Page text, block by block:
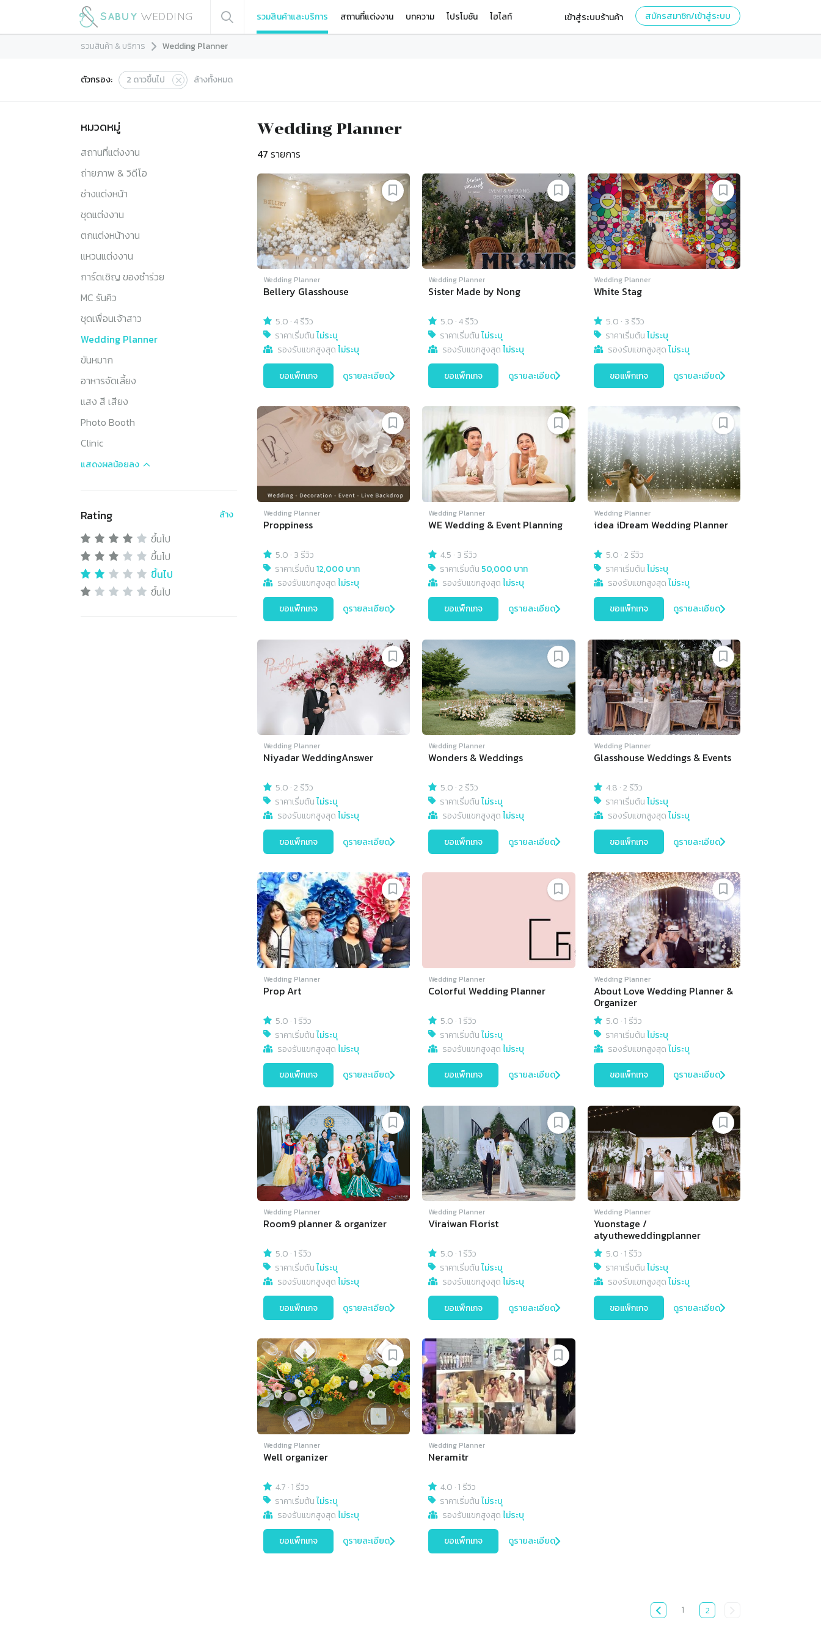
รวมสินค้าและบริการ สถานที่แต่งงาน บทความ โปรโมชัน ไฮไลท์ เข้าสู่ระบบร้านค้า สมัครสมาชิก/เข้าสู่ระบบ
รวมสินค้า & บริการ Wedding Planner
ตัวกรอง: 2 ดาวขึ้นไป ล้างทั้งหมด
หมวดหมู่
สถานที่แต่งงาน
ถ่ายภาพ & วิดีโอ
ช่างแต่งหน้า
ชุดแต่งงาน
ตกแต่งหน้างาน
แหวนแต่งงาน
การ์ดเชิญ ของชำร่วย
MC รันคิว
ชุดเพื่อนเจ้าสาว
Wedding Planner
ขันหมาก
อาหารจัดเลี้ยง
แสง สี เสียง
Photo Booth
Clinic
แสดงผลน้อยลง
Rating ล้าง
ขึ้นไป
ขึ้นไป
ขึ้นไป
ขึ้นไป
Wedding Planner
47 รายการ
Wedding Planner
Bellery Glasshouse
5.0 ·4 รีวิว
ราคาเริ่มต้นไม่ระบุ
รองรับแขกสูงสุดไม่ระบุ
ขอแพ็กเกจ ดูรายละเอียด
Wedding Planner
Sister Made by Nong
5.0 ·4 รีวิว
ราคาเริ่มต้นไม่ระบุ
รองรับแขกสูงสุดไม่ระบุ
ขอแพ็กเกจ ดูรายละเอียด
Wedding Planner
White Stag
5.0 · 3 รีวิว
ราคาเริ่มต้นไม่ระบุ
รองรับแขกสูงสุดไม่ระบุ
ขอแพ็กเกจ ดูรายละเอียด
Wedding Planner
Proppiness
5.0 · 3 รีวิว
ราคาเริ่มต้น12,000 บาท
รองรับแขกสูงสุดไม่ระบุ
ขอแพ็กเกจ ดูรายละเอียด
Wedding Planner
WE Wedding & Event Planning
4.5 · 3 รีวิว
ราคาเริ่มต้น 50,000 บาท
รองรับแขกสูงสุดไม่ระบุ
ขอแพ็กเกจ ดูรายละเอียด
Wedding Planner
idea iDream Wedding Planner
5.0 ·2 รีวิว
ราคาเริ่มต้นไม่ระบุ
รองรับแขกสูงสุดไม่ระบุ
ขอแพ็กเกจ ดูรายละเอียด
Wedding Planner
Niyadar WeddingAnswer
5.0 ·2 รีวิว
ราคาเริ่มต้นไม่ระบุ
รองรับแขกสูงสุดไม่ระบุ
ขอแพ็กเกจ ดูรายละเอียด
Wedding Planner
Wonders & Weddings
5.0 ·2 รีวิว
ราคาเริ่มต้นไม่ระบุ
รองรับแขกสูงสุดไม่ระบุ
ขอแพ็กเกจ ดูรายละเอียด
Wedding Planner
Glasshouse Weddings & Events
4.8 ·2 รีวิว
ราคาเริ่มต้นไม่ระบุ
รองรับแขกสูงสุดไม่ระบุ
ขอแพ็กเกจ ดูรายละเอียด
Wedding Planner
Prop Art
5.0 ·1 รีวิว
ราคาเริ่มต้นไม่ระบุ
รองรับแขกสูงสุดไม่ระบุ
ขอแพ็กเกจ ดูรายละเอียด
Wedding Planner
Colorful Wedding Planner
5.0 ·1 รีวิว
ราคาเริ่มต้นไม่ระบุ
รองรับแขกสูงสุดไม่ระบุ
ขอแพ็กเกจ ดูรายละเอียด
Wedding Planner
About Love Wedding Planner &
Organizer
5.0 ·1 รีวิว
ราคาเริ่มต้นไม่ระบุ
รองรับแขกสูงสุดไม่ระบุ
ขอแพ็กเกจ ดูรายละเอียด
Wedding Planner
Room9 planner & organizer
5.0 ·1 รีวิว
ราคาเริ่มต้นไม่ระบุ
รองรับแขกสูงสุดไม่ระบุ
ขอแพ็กเกจ ดูรายละเอียด
Wedding Planner
Viraiwan Florist
5.0 ·1 รีวิว
ราคาเริ่มต้นไม่ระบุ
รองรับแขกสูงสุดไม่ระบุ
ขอแพ็กเกจ ดูรายละเอียด
Wedding Planner
Yuonstage /
atyutheweddingplanner
5.0 ·1 รีวิว
ราคาเริ่มต้นไม่ระบุ
รองรับแขกสูงสุดไม่ระบุ
ขอแพ็กเกจ ดูรายละเอียด
Wedding Planner
Well organizer
4.7 ·1 รีวิว
ราคาเริ่มต้นไม่ระบุ
รองรับแขกสูงสุดไม่ระบุ
ขอแพ็กเกจ ดูรายละเอียด
Wedding Planner
Neramitr
4.0 ·1 รีวิว
ราคาเริ่มต้นไม่ระบุ
รองรับแขกสูงสุดไม่ระบุ
ขอแพ็กเกจ ดูรายละเอียด
1 2